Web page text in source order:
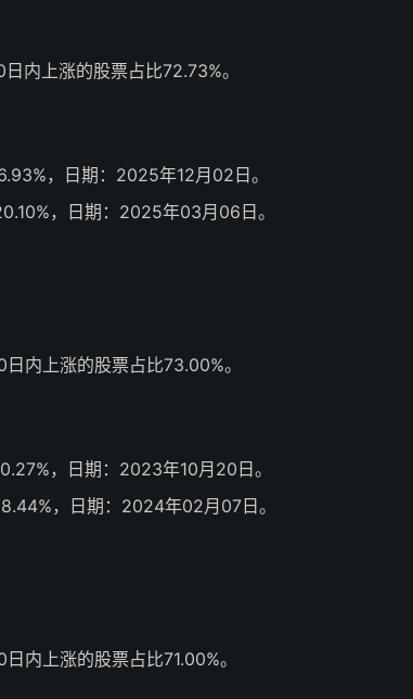
内上涨的股票占比72.73%。
，日期：2025年12月02日。
，日期：2025年03月06日。
内上涨的股票占比73.00%。
，日期：2023年10月20日。
，日期：2024年02月07日。
内上涨的股票占比71.00%。